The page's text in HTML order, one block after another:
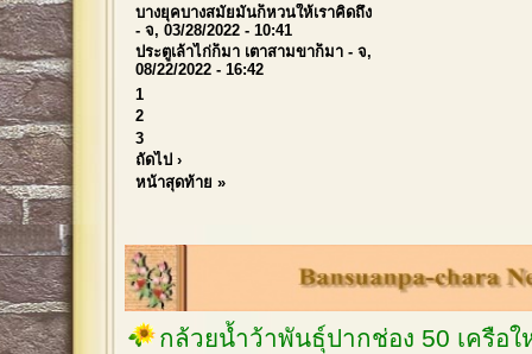
บางยุคบางสมัยมันก็หวนให้เราคิดถึง
- จ, 03/28/2022 - 10:41
ประตูเล้าไก่ก็มา เตาสามขาก็มา - จ,
08/22/2022 - 16:42
1
2
3
ถัดไป ›
หน้าสุดท้าย »
กล้วยน้ำว้าพันธุ์ปากช่อง 50 เครือ